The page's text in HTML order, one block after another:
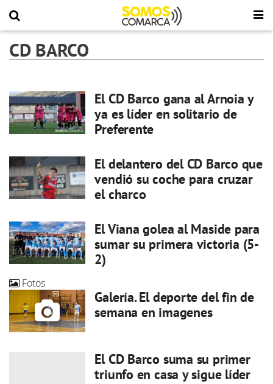
CD BARCO
El CD Barco gana al Arnoia y
ya es líder en solitario de
Preferente
El delantero del CD Barco que
vendió su coche para cruzar
el charco
El Viana golea al Maside para
sumar su primera victoria (5-
2)
Fotos
Galería. El deporte del fin de
semana en imagenes
El CD Barco suma su primer
triunfo en casa y sigue líder